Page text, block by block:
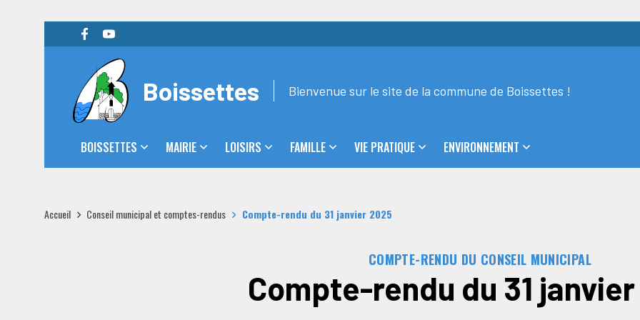
Bienvenue sur le site de la commune de Boissettes !
Boissettes
BOISSETTES MAIRIE LOISIRS FAMILLE VIE PRATIQUE ENVIRONNEMENT
Accueil Conseil municipal et comptes-rendus Compte-rendu du 31 janvier 2025
COMPTE-RENDU DU CONSEIL MUNICIPAL
Compte-rendu du 31